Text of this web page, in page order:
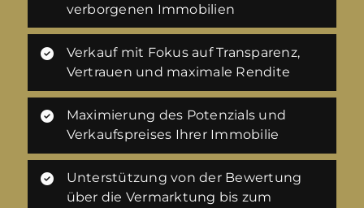
verborgenen Immobilien
Verkauf mit Fokus auf Transparenz,
Vertrauen und maximale Rendite
Maximierung des Potenzials und
Verkaufspreises Ihrer Immobilie
Unterstützung von der Bewertung
über die Vermarktung bis zum